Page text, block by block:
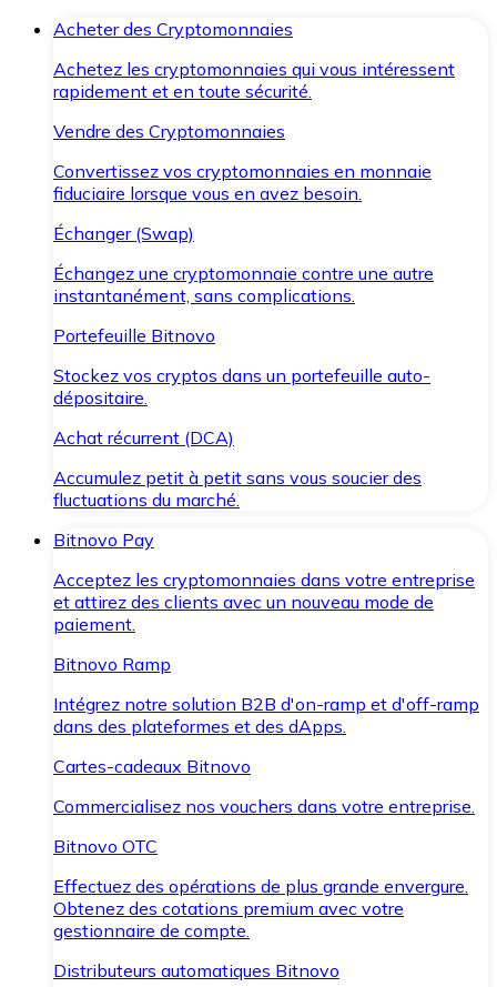
Acheter des Cryptomonnaies
Achetez les cryptomonnaies qui vous intéressent
rapidement et en toute sécurité.
Vendre des Cryptomonnaies
Convertissez vos cryptomonnaies en monnaie
fiduciaire lorsque vous en avez besoin.
Échanger (Swap)
Échangez une cryptomonnaie contre une autre
instantanément, sans complications.
Portefeuille Bitnovo
Stockez vos cryptos dans un portefeuille auto-
dépositaire.
Achat récurrent (DCA)
Accumulez petit à petit sans vous soucier des
fluctuations du marché.
Bitnovo Pay
Acceptez les cryptomonnaies dans votre entreprise
et attirez des clients avec un nouveau mode de
paiement.
Bitnovo Ramp
Intégrez notre solution B2B d'on-ramp et d'off-ramp
dans des plateformes et des dApps.
Cartes-cadeaux Bitnovo
Commercialisez nos vouchers dans votre entreprise.
Bitnovo OTC
Effectuez des opérations de plus grande envergure.
Obtenez des cotations premium avec votre
gestionnaire de compte.
Distributeurs automatiques Bitnovo